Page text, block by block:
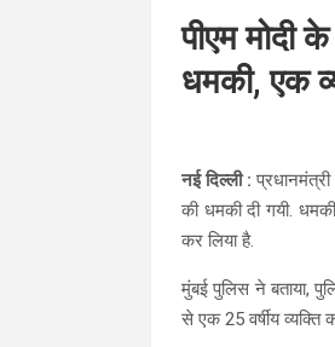
पीएम मोदी
धमकी, एक
नई दिल्ली :
की धमकी दी गयी.
कर लिया है.
मुंबई पुलिस ने बताया,
से एक 25 वर्षीय व्यक्ति